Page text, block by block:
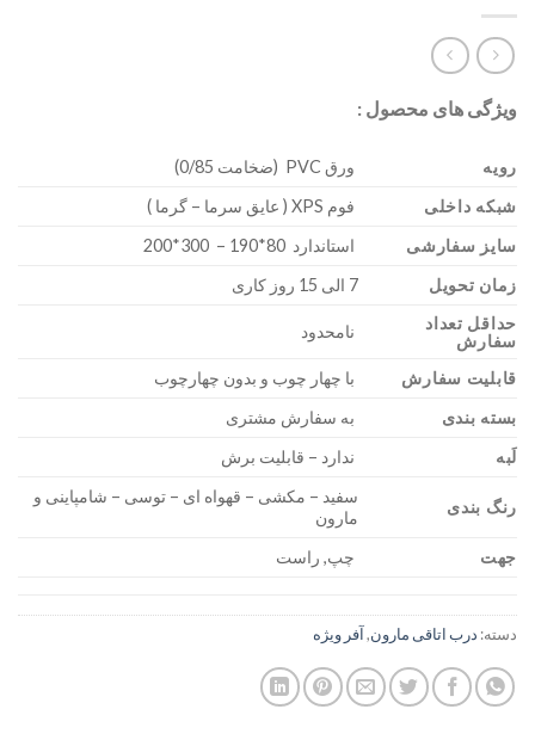
ویژگی های محصول :
رویه
ورق PVC (ضخامت 0/85)
شبکه داخلی
فوم XPS ( عایق سرما – گرما )
سایز سفارشی
استاندارد 80*190 – 300*200
زمان تحویل
7 الی 15 روز کاری
حداقل تعداد
سفارش
نامحدود
قابلیت سفارش
با چهار چوب و بدون چهارچوب
بسته بندی
به سفارش مشتری
لَبه
ندارد – قابلیت برش
رنگ بندی
سفید – مکشی – قهواه ای – توسی – شامپاینی و
مارون
جهت
چپ, راست
دسته: درب اتاقی مارون,آفر ویژه